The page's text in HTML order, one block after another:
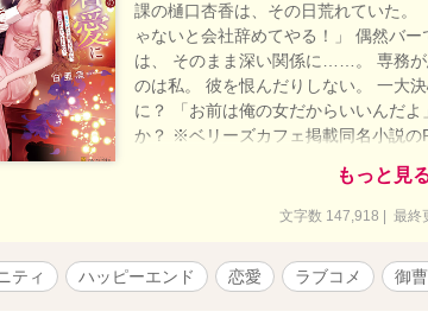
課の樋口杏香は、その日荒れていた
ゃないと会社辞めてやる！」 偶然バ
は、 そのまま深い関係に……。 専務
のは私。 彼を恨んだりしない。 一大
に？ 「お前は俺の女だからいいんだ
か？ ※ベリーズカフェ掲載同名小説の
フトですが、苦手な方はすみません。
もっと見
文字数 147,918 | 最終
ティ ハッピーエンド 恋愛 ラブコメ 御